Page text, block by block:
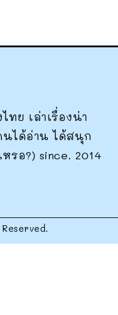
ทย เล่าเรื่องน่า
ได้อ่าน ได้สนุก
หรอ?) since. 2014